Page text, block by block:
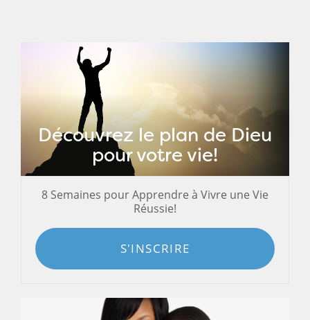
Découvrez le plan de Dieu
pour votre vie!
8 Semaines pour Apprendre à Vivre une Vie
Réussie!
S'INSCRIRE